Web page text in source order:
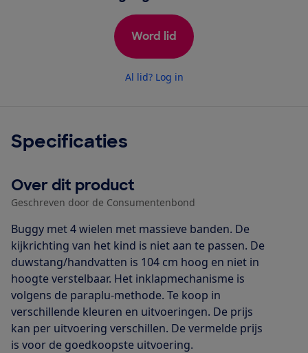
Word lid
Al lid? Log in
Specificaties
Over dit product
Geschreven door de Consumentenbond
Buggy met 4 wielen met massieve banden. De
kijkrichting van het kind is niet aan te passen. De
duwstang/handvatten is 104 cm hoog en niet in
hoogte verstelbaar. Het inklapmechanisme is
volgens de paraplu-methode. Te koop in
verschillende kleuren en uitvoeringen. De prijs
kan per uitvoering verschillen. De vermelde prijs
is voor de goedkoopste uitvoering.